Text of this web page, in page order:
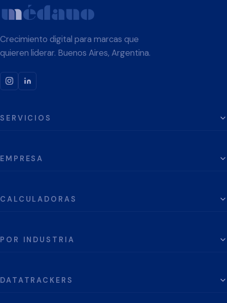
Crecimiento digital para marcas que
quieren liderar. Buenos Aires, Argentina.
SERVICIOS
EMPRESA
CALCULADORAS
POR INDUSTRIA
DATATRACKERS